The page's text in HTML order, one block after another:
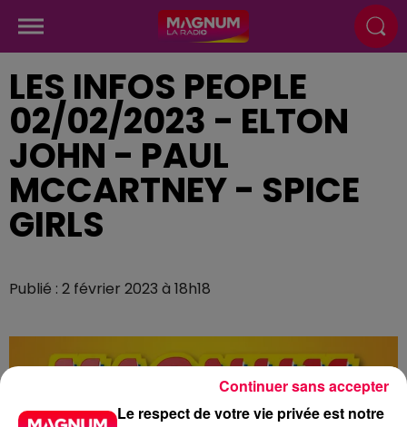
LES INFOS PEOPLE
02/02/2023 - ELTON
JOHN - PAUL
MCCARTNEY - SPICE
GIRLS
Publié : 2 février 2023 à 18h18
Le respect de votre vie privée est notre
Continuer sans accepter